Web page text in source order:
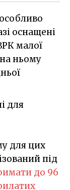
оснащені
малої
ньому
для
для цих
під
до 96